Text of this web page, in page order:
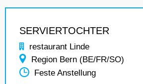
SERVIERTOCHTER
restaurant Linde
Region Bern (BE/FR/SO)
Feste Anstellung